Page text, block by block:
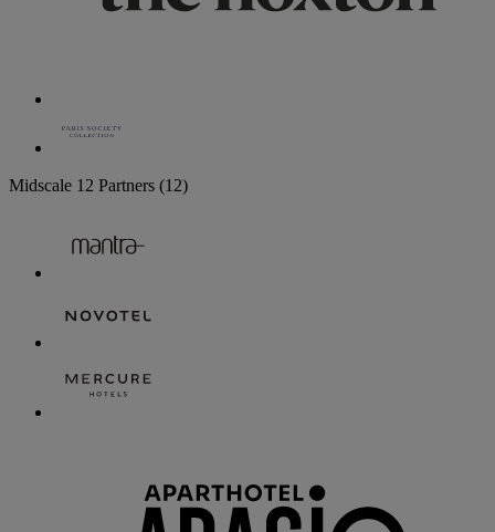
Midscale 12 Partners (12)